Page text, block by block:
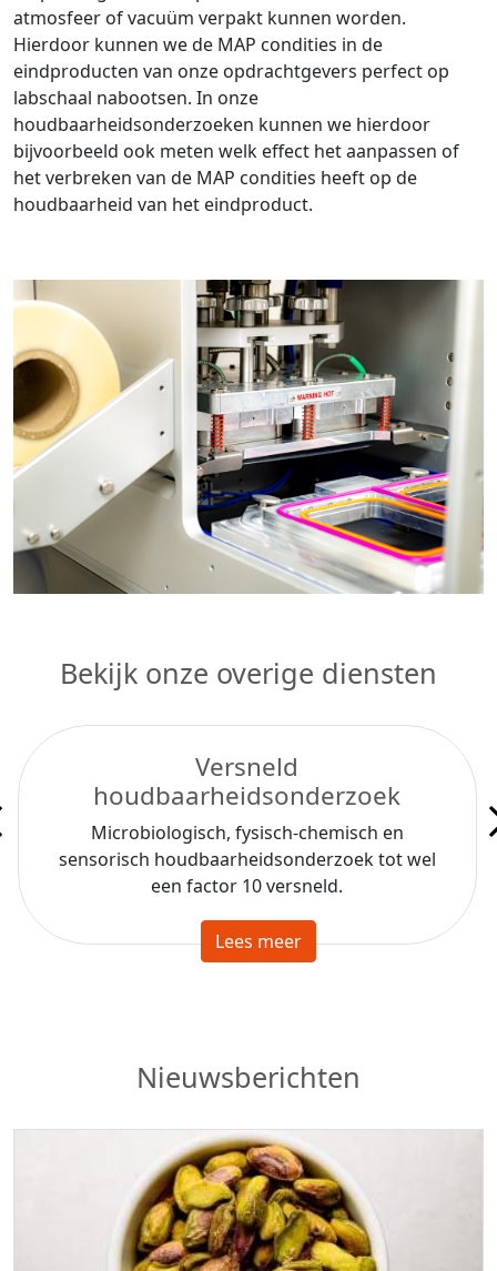
atmosfeer of vacuüm verpakt kunnen worden.
Hierdoor kunnen we de MAP condities in de
eindproducten van onze opdrachtgevers perfect op
labschaal nabootsen. In onze
houdbaarheidsonderzoeken kunnen we hierdoor
bijvoorbeeld ook meten welk effect het aanpassen of
het verbreken van de MAP condities heeft op de
houdbaarheid van het eindproduct.
Bekijk onze overige diensten
Versneld
houdbaarheidsonderzoek
Microbiologisch, fysisch-chemisch en
sensorisch houdbaarheidsonderzoek tot wel
een factor 10 versneld.
Lees meer
Nieuwsberichten